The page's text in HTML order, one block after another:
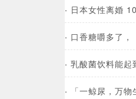
· 日本女性离婚
· 口香糖嚼多了，
· 乳酸菌饮料能起
· 「一鲸尿，万